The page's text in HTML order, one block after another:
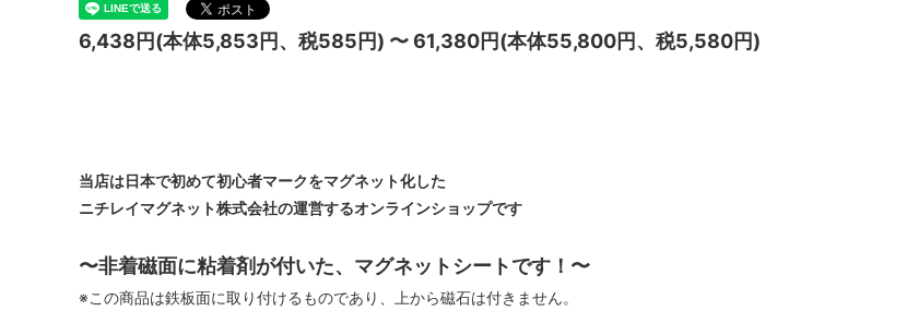
6,438円(本体5,853円、税585円) 〜 61,380円(本体55,800円、税5,580円)
当店は日本で初めて初心者マークをマグネット化した
ニチレイマグネット株式会社の運営するオンラインショップです
〜非着磁面に粘着剤が付いた、マグネットシートです！〜
※この商品は鉄板面に取り付けるものであり、上から磁石は付きません。